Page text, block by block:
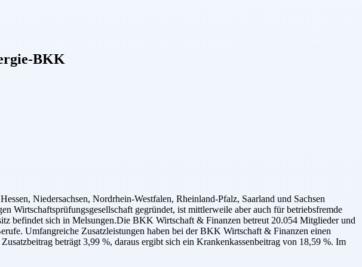
BKK
Niedersachsen, Nordrhein-Westfalen, Rheinland-Pfalz, Saarland und Sachsen
Wirtschaftsprüfungsgesellschaft gegründet, ist mittlerweile aber auch für betriebsfremde
befindet sich in Melsungen.Die BKK Wirtschaft & Finanzen betreut 20.054 Mitglieder und
Umfangreiche Zusatzleistungen haben bei der BKK Wirtschaft & Finanzen einen
beträgt 3,99 %, daraus ergibt sich ein Krankenkassenbeitrag von 18,59 %. Im